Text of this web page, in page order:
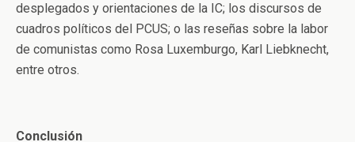
desplegados y orientaciones de la IC; los discursos de
cuadros políticos del PCUS; o las reseñas sobre la labor
de comunistas como Rosa Luxemburgo, Karl Liebknecht,
entre otros.
Conclusión